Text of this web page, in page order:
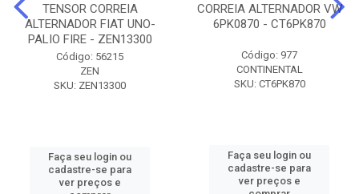
TENSOR CORREIA
ALTERNADOR FIAT UNO-
PALIO FIRE - ZEN13300
Código: 56215
ZEN
SKU: ZEN13300
Faça seu login ou
cadastre-se para
ver preços e
CORREIA ALTERNADOR VW
6PK0870 - CT6PK870
Código: 977
CONTINENTAL
SKU: CT6PK870
Faça seu login ou
cadastre-se para
ver preços e